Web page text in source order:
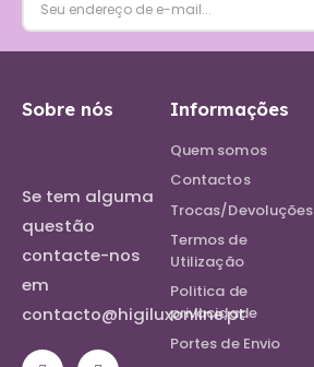
Sobre nós
Se tem alguma
questão
contacte-nos
em
contacto@higiluxonline.pt
Informações
Quem somos
Contactos
Trocas/Devoluções
Termos de
Utilização
Politica de
privacidade
Portes de Envio